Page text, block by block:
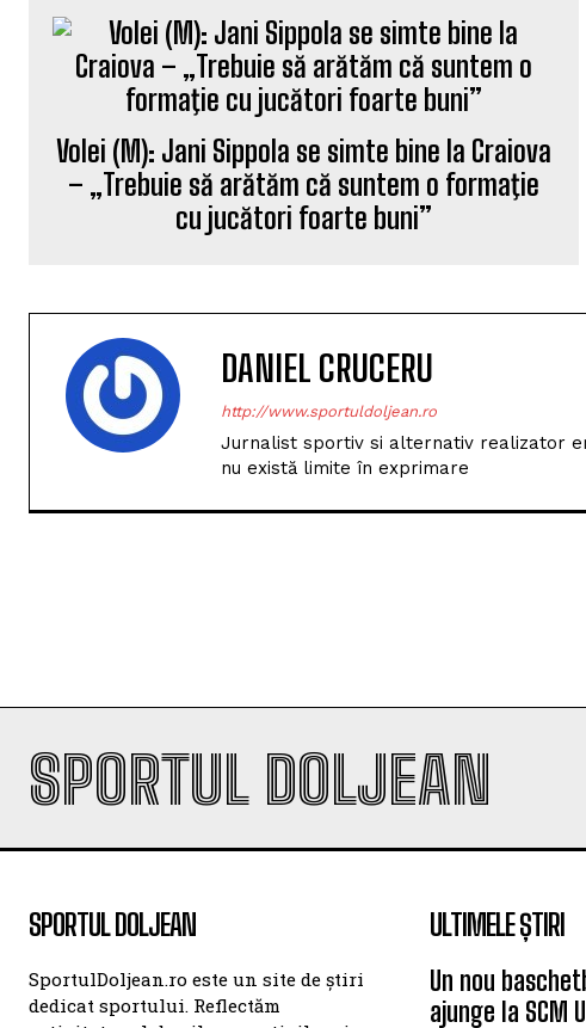
Volei (M): Jani Sippola se simte bine la Craiova
– „Trebuie să arătăm că suntem o formaţie
cu jucători foarte buni”
Jurnalist sportiv si alternativ realizator
nu există limite în exprimare
SPORTUL DOLJEAN
SPORTUL DOLJEAN
SportulDoljean.ro este un site de știri
dedicat sportului. Reflectăm
ULTIMELE ȘTIRI
Un nou
ajunge la SCM